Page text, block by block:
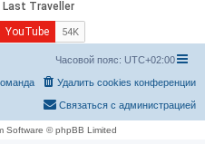
Часовой пояс: UTC+02:00
Удалить cookies конференции
Связаться с администрацией
Software © phpBB Limited